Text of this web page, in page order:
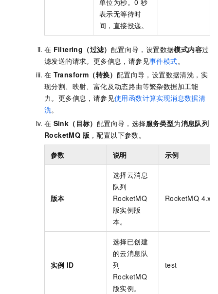
单位为秒。0 秒
表示无等待时
间，直接投递。
在 Filtering（过滤） 配置向导，设置数据模式内容过
滤发送的请求。更多信息，请参见事件模式。
在 Transform（转换） 配置向导，设置数据清洗，实
现分割、映射、富化及动态路由等繁杂数据加工能
力。更多信息，请参见使用函数计算实现消息数据清
洗。
在 Sink（目标） 配置向导，选择服务类型为消息队列
RocketMQ 版 ，配置以下参数。
参数 说明 示例
版本
选择云消息
队列
RocketMQ
版实例版
本。
RocketMQ 4.x
实例 ID
选择已创建
的云消息队
列
RocketMQ
版实例。
test